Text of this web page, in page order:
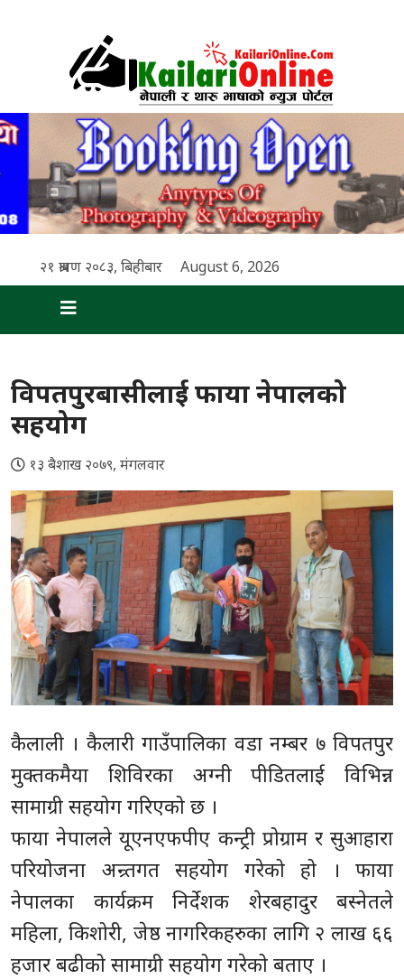
२१ श्रावण २०८३, बिहीबार August 6, 2026
विपतपुरबासीलाई फाया नेपालको
सहयोग
१३ बैशाख २०७९, मंगलवार
कैलाली । कैलारी गाउँपालिका वडा नम्बर ७ विपतपुर
मुक्तकमैया शिविरका अग्नी पीडितलाई विभिन्न
सामाग्री सहयोग गरिएको छ ।
फाया नेपालले यूएनएफपीए कन्ट्री प्रोग्राम र सुआहारा
परियोजना अन्र्तगत सहयोग गरेको हो । फाया
नेपालका कार्यक्रम निर्देशक शेरबहादुर बस्नेतले
महिला, किशोरी, जेष्ठ नागरिकहरुका लागि २ लाख ६६
हजार बढीको सामाग्री सहयोग गरेको बताए ।